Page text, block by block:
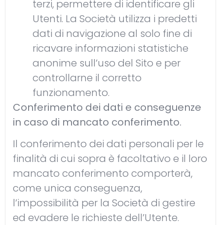
terzi, permettere di identificare gli
Utenti. La Società utilizza i predetti
dati di navigazione al solo fine di
ricavare informazioni statistiche
anonime sull’uso del Sito e per
controllarne il corretto
funzionamento.
Conferimento dei dati e conseguenze
in caso di mancato conferimento.
Il conferimento dei dati personali per le
finalità di cui sopra è facoltativo e il loro
mancato conferimento comporterà,
come unica conseguenza,
l’impossibilità per la Società di gestire
ed evadere le richieste dell’Utente.